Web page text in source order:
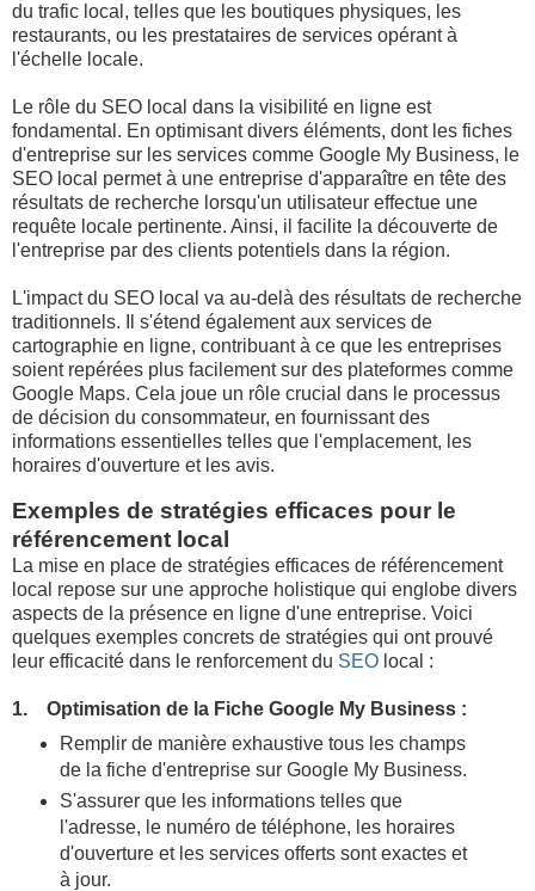
du trafic local, telles que les boutiques physiques, les
restaurants, ou les prestataires de services opérant à
l'échelle locale.
Le rôle du SEO local dans la visibilité en ligne est
fondamental. En optimisant divers éléments, dont les fiches
d'entreprise sur les services comme Google My Business, le
SEO local permet à une entreprise d'apparaître en tête des
résultats de recherche lorsqu'un utilisateur effectue une
requête locale pertinente. Ainsi, il facilite la découverte de
l'entreprise par des clients potentiels dans la région.
L'impact du SEO local va au-delà des résultats de recherche
traditionnels. Il s'étend également aux services de
cartographie en ligne, contribuant à ce que les entreprises
soient repérées plus facilement sur des plateformes comme
Google Maps. Cela joue un rôle crucial dans le processus
de décision du consommateur, en fournissant des
informations essentielles telles que l'emplacement, les
horaires d'ouverture et les avis.
Exemples de stratégies efficaces pour le
référencement local
La mise en place de stratégies efficaces de référencement
local repose sur une approche holistique qui englobe divers
aspects de la présence en ligne d'une entreprise. Voici
quelques exemples concrets de stratégies qui ont prouvé
leur efficacité dans le renforcement du SEO local :
1. Optimisation de la Fiche Google My Business :
Remplir de manière exhaustive tous les champs
de la fiche d'entreprise sur Google My Business.
S'assurer que les informations telles que
l'adresse, le numéro de téléphone, les horaires
d'ouverture et les services offerts sont exactes et
à jour.